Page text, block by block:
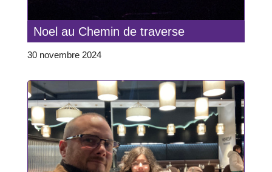
Noel au Chemin de traverse
30 novembre 2024